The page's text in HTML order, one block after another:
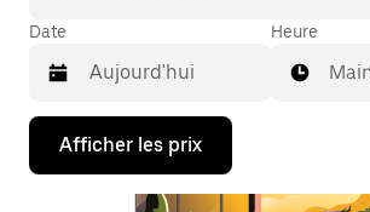
Date
Appuyez
la
Heure
Afficher les prix